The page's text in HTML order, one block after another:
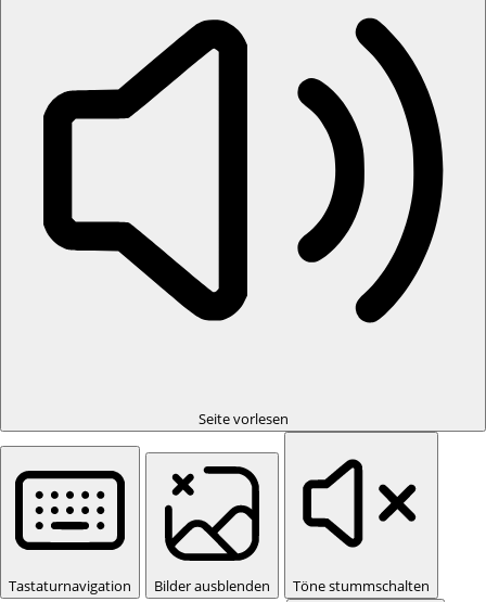
Seite vorlesen
Tastaturnavigation Bilder ausblenden Töne stummschalten